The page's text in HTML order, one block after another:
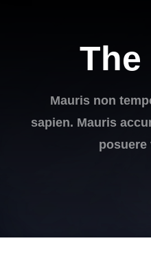
Mauris non
sapien. Mauris
posuere